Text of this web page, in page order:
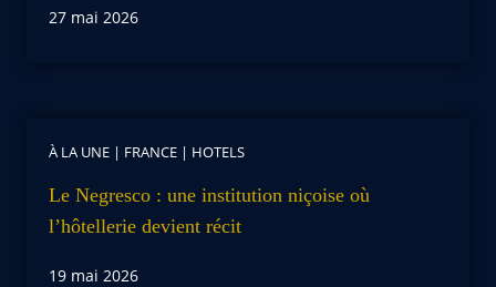
27 mai 2026
À LA UNE | FRANCE | HOTELS
Le Negresco : une institution niçoise où
l’hôtellerie devient récit
19 mai 2026